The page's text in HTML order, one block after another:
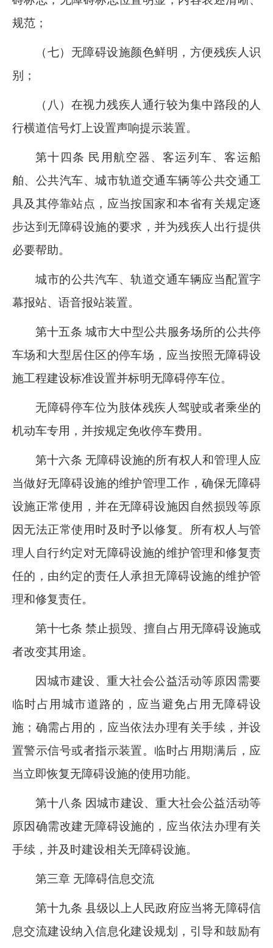
规范；
（七）无障碍设施颜色鲜明，方便残疾人识
别；
（八）在视力残疾人通行较为集中路段的人
行横道信号灯上设置声响提示装置。
第十四条 民用航空器、客运列车、客运船
舶、公共汽车、城市轨道交通车辆等公共交通工
具及其停靠站点，应当按国家和本省有关规定逐
步达到无障碍设施的要求，并为残疾人出行提供
必要帮助。
城市的公共汽车、轨道交通车辆应当配置字
幕报站、语音报站装置。
第十五条 城市大中型公共服务场所的公共停
车场和大型居住区的停车场，应当按照无障碍设
施工程建设标准设置并标明无障碍停车位。
无障碍停车位为肢体残疾人驾驶或者乘坐的
机动车专用，并按规定免收停车费用。
第十六条 无障碍设施的所有权人和管理人应
当做好无障碍设施的维护管理工作，确保无障碍
设施正常使用，并在无障碍设施因自然损毁等原
因无法正常使用时及时予以修复。所有权人与管
理人自行约定对无障碍设施的维护管理和修复责
任的，由约定的责任人承担无障碍设施的维护管
理和修复责任。
第十七条 禁止损毁、擅自占用无障碍设施或
者改变其用途。
因城市建设、重大社会公益活动等原因需要
临时占用城市道路的，应当避免占用无障碍设
施；确需占用的，应当依法办理有关手续，并设
置警示信号或者指示装置。临时占用期满后，应
当立即恢复无障碍设施的使用功能。
第十八条 因城市建设、重大社会公益活动等
原因确需改建无障碍设施的，应当依法办理有关
手续，并及时建设相关无障碍设施。
第三章 无障碍信息交流
第十九条 县级以上人民政府应当将无障碍信
息交流建设纳入信息化建设规划，引导和鼓励有